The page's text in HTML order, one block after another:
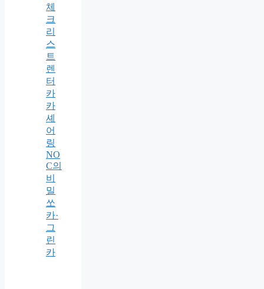
체
크
리
스
트
렌
터
카
카
셰
어
링
NO
C의
비
밀
쏘
카·
그
린
카